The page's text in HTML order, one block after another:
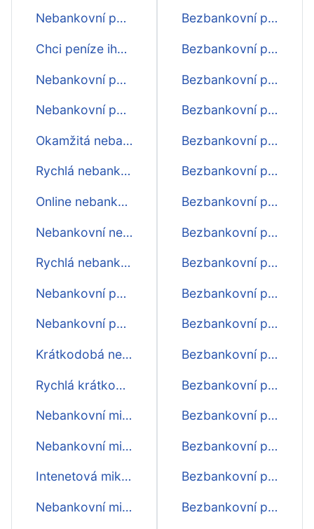
Nebankovní půjčka do výplaty
Chci peníze ihned
Nebankovní půjčky na účet
Nebankovní půjčky - srovnání
Okamžitá nebankovní půjčka
Rychlá nebankovní půjčka ihned na účtě
Online nebankovní půjčky ihned na účet
Nebankovní nebankovní půjčka ihned na účet
Rychlá nebankovní půjčka na op
Nebankovní půjčka na občanský průkaz
Nebankovní půjčka online ihned
Krátkodobá nebankovní půjčka ihned
Rychlá krátkodobá nebankovní půjčka
Nebankovní minipůjčka
Nebankovní mikropůjčky
Intenetová mikropůjčka ihned
Nebankovní mikropůjčka online
Bezbankovní půjčky do 16000 Kč
Bezbankovní půjčky do 15000 Kč
Bezbankovní půjčky do 14000 Kč
Bezbankovní půjčky do 13000 Kč
Bezbankovní půjčky do 12000 Kč
Bezbankovní půjčky do 11000 Kč
Bezbankovní půjčky do 10000 Kč
Bezbankovní půjčky do 9000 Kč
Bezbankovní půjčky do 8000 Kč
Bezbankovní půjčky do 7000 Kč
Bezbankovní půjčky do 6000 Kč
Bezbankovní půjčky do 5000 Kč
Bezbankovní půjčky do 4000 Kč
Bezbankovní půjčky do 3000 Kč
Bezbankovní půjčky do 2000 Kč
Bezbankovní půjčka do 1000 Kč
Bezbankovní půjčka 20000